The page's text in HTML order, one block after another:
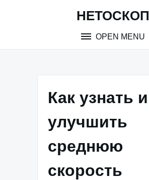
НЕТОСКОП
OPEN MENU
Как узнать и
улучшить
среднюю
скорость